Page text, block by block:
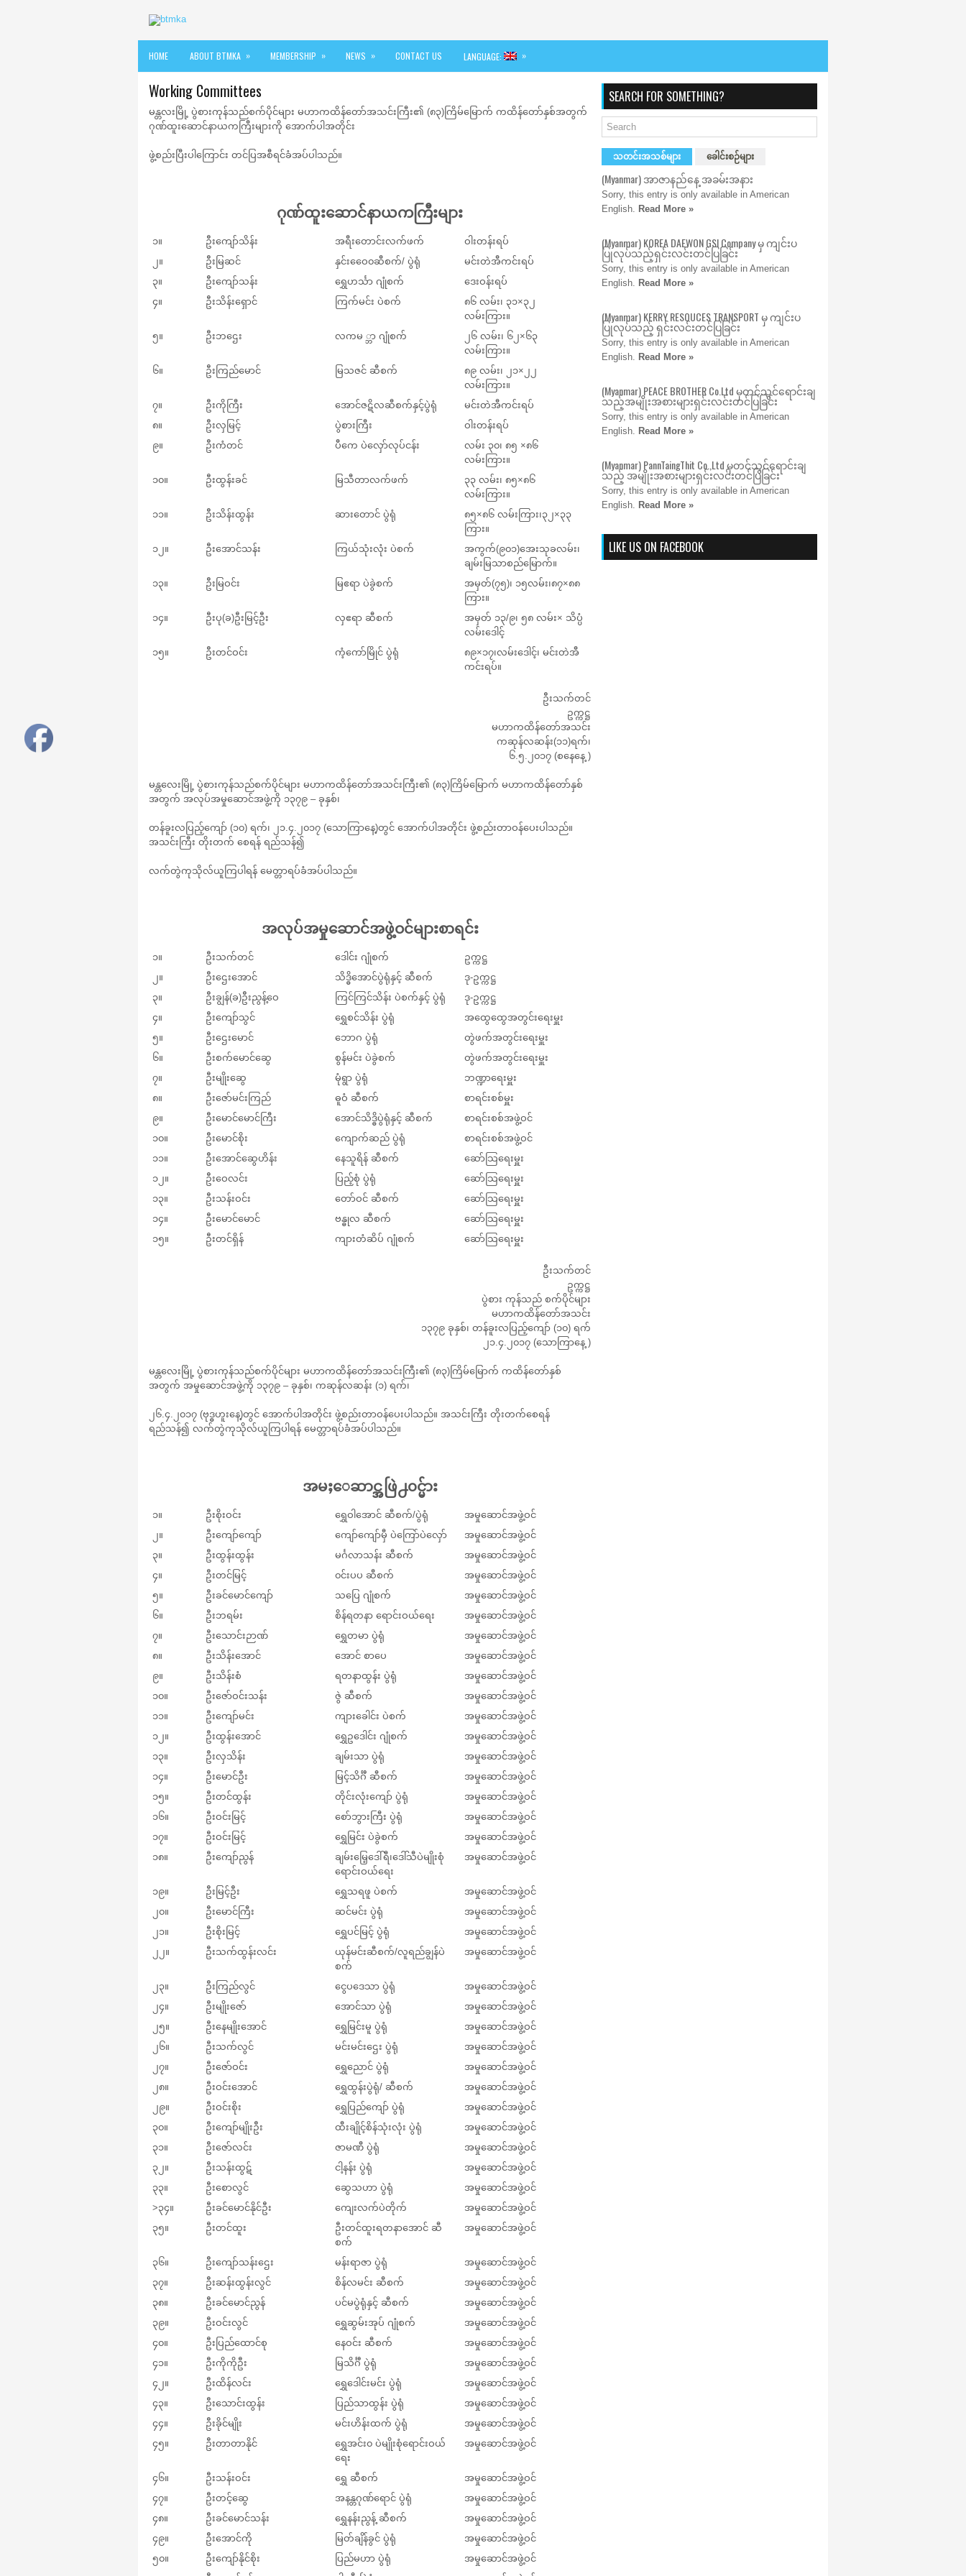
HOME ABOUT BTMKA » MEMBERSHIP » NEWS » CONTACT US LANGUAGE: »
Working Committees
မန္တလးမြို့ ပွဲစားကုန်သည်စက်ပိုင်များ မဟာကထိန်တော်အသင်းကြီး၏ (၈၃)ကြိမ်မြောက် ကထိန်တော်နှစ်အတွက်
ဂုဏ်ထူးဆောင်နာယကကြီးများကို အောက်ပါအတိုင်း
ဖွဲ့စည်းပြီးပါကြောင်း တင်ပြအစီရင်ခံအပ်ပါသည်။
ဂုဏ်ထူးဆောင်နာယကကြီးများ
၁။ ဦးကျော်သိန်း အရီးတောင်းလက်ဖက်
ဝါးတန်းရပ်
၂။
ဦးမြဆင် နှင်းဝေေ၀ဆီစက်/ ပွဲရုံ
မင်းတဲအီကင်းရပ်
၃။
ဦးကျော်သန်း ရွှေဟင်္သာ ဂျုံစက်
ဒေးဝန်းရပ်
၄။
ဦးသိန်းရှောင် ကြက်မင်း ပဲစက်
၈၆ လမ်း၊ ၃၁×၃၂
လမ်းကြား။
၅။
ဦးဘဌေး လကမ ္ဘာ ဂျုံစက်
၂၆ လမ်း၊ ၆၂×၆၃
လမ်းကြား။
၆။
ဦးကြည်မောင် မြသဇင် ဆီစက်
၈၉ လမ်း၊ ၂၁×၂၂
လမ်းကြား။
၇။
ဦးကိုကြီး အောင်ဇဋိလဆီစက်နှင့်ပွဲရုံ
မင်းတဲအီကင်းရပ်
၈။
ဦးလှမြင့် ပွဲစားကြီး
ဝါးတန်းရပ်
၉။
ဦးကံတင် ပီကေ ပဲလှော်လုပ်ငန်း
လမ်း ၃၀၊ ၈၅ ×၈၆
လမ်းကြား။
၁၀။
ဦးထွန်းခင် မြသီတာလက်ဖက်
၃၃ လမ်း၊ ၈၅×၈၆
လမ်းကြား။
၁၁။
ဦးသိန်းထွန်း ဆားတောင် ပွဲရုံ
၈၅×၈၆ လမ်းကြား၊၃၂×၃၃
ကြား။
၁၂။
ဦးအောင်သန်း ကြယ်သုံးလုံး ပဲစက်
အကွက်(၉၀၁)အေးသုခလမ်း၊
ချမ်းမြသာစည်မြောက်။
၁၃။
ဦးမြဝင်း မြဧရာ ပဲခွဲစက်
အမှတ်(၇၅)၊ ၁၅လမ်း၊၈၇×၈၈
ကြား။
၁၄။
ဦးပု(ခ)ဦးမြင့်ဦး လှဧရာ ဆီစက်
အမှတ် ၁၃/၉၊ ၅၈ လမ်း× သိပ္ပံ
လမ်းဒေါင့်
၁၅။
ဦးတင်ဝင်း ကံ့ကော်မြိုင် ပွဲရုံ
၈၉×၁၇၊လမ်းဒေါင့်၊ မင်းတဲအီ
ကင်းရပ်။
ဦးသက်တင်
ဥက္ကဋ္ဌ
မဟာကထိန်တော်အသင်း
ကဆုန်လဆန်း(၁၁)ရက်၊
၆.၅.၂၀၁၇ (စနေနေ့ )
မန္တလေးမြို့ ပွဲစားကုန်သည်စက်ပိုင်များ မဟာကထိန်တော်အသင်းကြီး၏ (၈၃)ကြိမ်မြောက် မဟာကထိန်တော်နှစ်
အတွက် အလုပ်အမှုဆောင်အဖွဲ့ကို ၁၃၇၉ – ခုနှစ်၊
တန်ခူးလပြည့်ကျော် (၁၀) ရက်၊ ၂၁.၄.၂၀၁၇ (သောကြာနေ့)တွင် အောက်ပါအတိုင်း ဖွဲ့စည်းတာဝန်ပေးပါသည်။
အသင်းကြီး တိုးတက် စေရန် ရည်သန်၍
လက်တွဲကုသိုလ်ယူကြပါရန် မေတ္တာရပ်ခံအပ်ပါသည်။
အလုပ်အမှုဆောင်အဖွဲ့ဝင်များစာရင်း
၁။ ဦးသက်တင် ဒေါင်း ဂျုံစက်
ဥက္ကဋ္ဌ
၂။
ဦးဌေးအောင် သိဒ္ဓိအောင်ပွဲရုံနှင့် ဆီစက်
ဒု-ဥက္ကဋ္ဌ
၃။
ဦးချွန်(ခ)ဦးညွန့်ဝေ ကြင်ကြင်သိန်း ပဲစက်နှင့် ပွဲရုံ
ဒု-ဥက္ကဋ္ဌ
၄။
ဦးကျော်သွင် ရွှေစင်သိန်း ပွဲရုံ
အထွေထွေအတွင်းရေးမှူး
၅။
ဦးဌေးမောင် ဘောဂ ပွဲရုံ
တွဲဖက်အတွင်းရေးမှူး
၆။
ဦးစက်မောင်ဆွေ စွန်မင်း ပဲခွဲစက်
တွဲဖက်အတွင်းရေးမှူး
၇။
ဦးမျိုးဆွေ မုံရွာ ပွဲရုံ
ဘဏ္ဍာရေးမှူး
၈။
ဦးဇော်မင်းကြည် ဓူဝံ ဆီစက်
စာရင်းစစ်မှူး
၉။
ဦးမောင်မောင်ကြီး အောင်သိဒ္ဓိပွဲရုံနှင့် ဆီစက်
စာရင်းစစ်အဖွဲ့ဝင်
၁၀။
ဦးမောင်စိုး ကျောက်ဆည် ပွဲရုံ
စာရင်းစစ်အဖွဲ့ဝင်
၁၁။
ဦးအောင်ဆွေဟိန်း နေသူရိန် ဆီစက်
ဆော်သြရေးမှူး
၁၂။
ဦးဝေလင်း ပြည့်စုံ ပွဲရုံ
ဆော်သြရေးမှူး
၁၃။
ဦးသန်းဝင်း တော်ဝင် ဆီစက်
ဆော်သြရေးမှူး
၁၄။
ဦးမောင်မောင် ဗန္ဓုလ ဆီစက်
ဆော်သြရေးမှူး
၁၅။
ဦးတင်ရှိန် ကျားတံဆိပ် ဂျုံစက် ဆော်သြရေးမှူး
ဦးသက်တင်
ဥက္ကဋ္ဌ
ပွဲစား ကုန်သည် စက်ပိုင်များ
မဟာကထိန်တော်အသင်း
၁၃၇၉ ခုနှစ်၊ တန်ခူးလပြည့်ကျော် (၁၀) ရက်
၂၁.၄.၂၀၁၇ (သောကြာနေ့ )
မန္တလေးမြို့ ပွဲစားကုန်သည်စက်ပိုင်များ မဟာကထိန်တော်အသင်းကြီး၏ (၈၃)ကြိမ်မြောက် ကထိန်တော်နှစ်
အတွက် အမှုဆောင်အဖွဲ့ကို ၁၃၇၉ – ခုနှစ်၊ ကဆုန်လဆန်း (၁) ရက်၊
၂၆.၄.၂၀၁၇ (ဗုဒ္ဓဟူးနေ့)တွင် အောက်ပါအတိုင်း ဖွဲ့စည်းတာဝန်ပေးပါသည်။ အသင်းကြီး တိုးတက်စေရန်
ရည်သန်၍ လက်တွဲကုသိုလ်ယူကြပါရန် မေတ္တာရပ်ခံအပ်ပါသည်။
အမႈေဆာင္အဖြဲ႕၀င္မ်ား
၁။ ဦးစိုးဝင်း ရွှေဝါအောင် ဆီစက်/ပွဲရုံ
အမှုဆောင်အဖွဲ့ဝင်
၂။
ဦးကျော်ကျော် ကျော်ကျော်မှီ ပဲကြော်ပဲလှော်
အမှုဆောင်အဖွဲ့ဝင်
၃။
ဦးထွန်းထွန်း မင်္ဂလာသန်း ဆီစက်
အမှုဆောင်အဖွဲ့ဝင်
၄။
ဦးတင်မြင့် ၀င်းပပ ဆီစက်
အမှုဆောင်အဖွဲ့ဝင်
၅။
ဦးခင်မောင်ကျော် သပြေ ဂျုံစက်
အမှုဆောင်အဖွဲ့ဝင်
၆။
ဦးဘရမ်း စိန်ရတနာ ရောင်းဝယ်ရေး
အမှုဆောင်အဖွဲ့ဝင်
၇။
ဦးသောင်းဉာဏ် ရွှေတမာ ပွဲရုံ
အမှုဆောင်အဖွဲ့ဝင်
၈။
ဦးသိန်းအောင် အောင် စာပေ
အမှုဆောင်အဖွဲ့ဝင်
၉။
ဦးသိန်းစံ ရတနာထွန်း ပွဲရုံ
အမှုဆောင်အဖွဲ့ဝင်
၁၀။
ဦးဇော်ဝင်းသန်း ဇွဲ ဆီစက်
အမှုဆောင်အဖွဲ့ဝင်
၁၁။
ဦးကျော်မင်း ကျားခေါင်း ပဲစက်
အမှုဆောင်အဖွဲ့ဝင်
၁၂။
ဦးထွန်းအောင် ရွှေဥဒေါင်း ဂျုံစက်
အမှုဆောင်အဖွဲ့ဝင်
၁၃။
ဦးလှသိန်း ချမ်းသာ ပွဲရုံ
အမှုဆောင်အဖွဲ့ဝင်
၁၄။
ဦးမောင်ဦး မြင့်သိင်္ဂီ ဆီစက်
အမှုဆောင်အဖွဲ့ဝင်
၁၅။
ဦးတင်ထွန်း တိုင်းလုံးကျော် ပွဲရုံ
အမှုဆောင်အဖွဲ့ဝင်
၁၆။
ဦးဝင်းမြင့် စော်ဘွားကြီး ပွဲရုံ
အမှုဆောင်အဖွဲ့ဝင်
၁၇။
ဦးဝင်းမြင့် ရွှေမြင်း ပဲခွဲစက်
အမှုဆောင်အဖွဲ့ဝင်
၁၈။
ဦးကျော်ညွန်
ချမ်းမြေ့ဒေါ်ရီ၊ဒေါ်သီပဲမျိုးစုံ
ရောင်းဝယ်ရေး
အမှုဆောင်အဖွဲ့ဝင်
၁၉။ ဦးမြင့်ဦး ရွှေသရဖူ ပဲစက်
အမှုဆောင်အဖွဲ့ဝင်
၂၀။
ဦးမောင်ကြီး ဆင်မင်း ပွဲရုံ
အမှုဆောင်အဖွဲ့ဝင်
၂၁။
ဦးစိုးမြင့် ရွှေပင်မြင့် ပွဲရုံ
အမှုဆောင်အဖွဲ့ဝင်
၂၂။
ဦးသက်ထွန်းလင်း
ယုန်မင်းဆီစက်/လူရည်ချွန်ပဲ
စက်
အမှုဆောင်အဖွဲ့ဝင်
၂၃။ ဦးကြည်လွင် ငွေပဒေသာ ပွဲရုံ
အမှုဆောင်အဖွဲ့ဝင်
၂၄။
ဦးမျိုးဇော် အောင်သာ ပွဲရုံ
အမှုဆောင်အဖွဲ့ဝင်
၂၅။
ဦးနေမျိုးအောင် ရွှေမြင်းမူ ပွဲရုံ
အမှုဆောင်အဖွဲ့ဝင်
၂၆။
ဦးသက်လွင် မင်းမင်းဌေး ပွဲရုံ
အမှုဆောင်အဖွဲ့ဝင်
၂၇။
ဦးဇော်ဝင်း ရွှေညောင် ပွဲရုံ
အမှုဆောင်အဖွဲ့ဝင်
၂၈။
ဦးဝင်းအောင် ရွှေထွန်းပွဲရုံ/ ဆီစက်
အမှုဆောင်အဖွဲ့ဝင်
၂၉။
ဦးဝင်းစိုး ရွှေပြည်ကျော် ပွဲရုံ
အမှုဆောင်အဖွဲ့ဝင်
၃၀။
ဦးကျော်မျိုးဦး ထီးချိုင့်စိန်သုံးလုံး ပွဲရုံ
အမှုဆောင်အဖွဲ့ဝင်
၃၁။
ဦးဇော်လင်း ဇာမဏီ ပွဲရုံ
အမှုဆောင်အဖွဲ့ဝင်
၃၂။
ဦးသန်းထွဋ် ငါ့နန်း ပွဲရုံ
အမှုဆောင်အဖွဲ့ဝင်
၃၃။
ဦးစောလွင် ဆွေသဟာ ပွဲရုံ
အမှုဆောင်အဖွဲ့ဝင်
>၃၄။
ဦးခင်မောင်နိုင်ဦး ကျေးလက်ပဲတိုက်
အမှုဆောင်အဖွဲ့ဝင်
၃၅။
ဦးတင်ထူး
ဦးတင်ထူးရတနာအောင် ဆီ
စက်
အမှုဆောင်အဖွဲ့ဝင်
၃၆။ ဦးကျော်သန်းဌေး မန်းရာဇာ ပွဲရုံ
အမှုဆောင်အဖွဲ့ဝင်
၃၇။
ဦးဆန်းထွန်းလွင် စိန်လမင်း ဆီစက်
အမှုဆောင်အဖွဲ့ဝင်
၃၈။
ဦးခင်မောင်ညွန် ပင်မပွဲရုံနှင့် ဆီစက်
အမှုဆောင်အဖွဲ့ဝင်
၃၉။
ဦးဝင်းလွင် ရွှေဆွမ်းအုပ် ဂျုံစက်
အမှုဆောင်အဖွဲ့ဝင်
၄၀။
ဦးပြည်ထောင်စု နေဝင်း ဆီစက်
အမှုဆောင်အဖွဲ့ဝင်
၄၁။
ဦးကိုကိုဦး မြသိင်္ဂီ ပွဲရုံ
အမှုဆောင်အဖွဲ့ဝင်
၄၂။
ဦးထိန်လင်း ရွှေဒေါင်းမင်း ပွဲရုံ
အမှုဆောင်အဖွဲ့ဝင်
၄၃။
ဦးသောင်းထွန်း ပြည်သာထွန်း ပွဲရုံ
အမှုဆောင်အဖွဲ့ဝင်
၄၄။
ဦးခိုင်မျိုး မင်းဟိန်းထက် ပွဲရုံ
အမှုဆောင်အဖွဲ့ဝင်
၄၅။
ဦးတာတာနိုင်
ရွှေအင်း၀ ပဲမျိုးစုံရောင်းဝယ်
ရေး
အမှုဆောင်အဖွဲ့ဝင်
၄၆။ ဦးသန်းဝင်း ရွှေ ဆီစက်
အမှုဆောင်အဖွဲ့ဝင်
၄၇။
ဦးတင့်ဆွေ အနန္တဂုဏ်ရောင် ပွဲရုံ
အမှုဆောင်အဖွဲ့ဝင်
၄၈။
ဦးခင်မောင်သန်း ရွှေနန်းညွန့် ဆီစက်
အမှုဆောင်အဖွဲ့ဝင်
၄၉။
ဦးအောင်ကို မြတ်ချိန်ခွင် ပွဲရုံ
အမှုဆောင်အဖွဲ့ဝင်
၅၀။
ဦးကျော်နိုင်စိုး ပြည်မဟာ ပွဲရုံ
အမှုဆောင်အဖွဲ့ဝင်
SEARCH FOR SOMETHING?
သတင်းအသစ်များ ခေါင်းစဉ်များ
(Myanmar) အာဇာနည်နေ့ အခမ်းအနား
Sorry, this entry is only available in American
English. Read More »
(Myanmar) KOREA DAEWON GSI Company မှ ကျင်းပ
ပြုလုပ်သည့်ရှင်းလင်းတင်ပြခြင်း
Sorry, this entry is only available in American
English. Read More »
(Myanmar) KERRY RESOUCES TRANSPORT မှ ကျင်းပ
ပြုလုပ်သည့် ရှင်းလင်းတင်ပြခြင်း
Sorry, this entry is only available in American
English. Read More »
(Myanmar) PEACE BROTHER Co.Ltd မှတင်သွင်ရောင်းချ
သည့်အမျိုးအစားများရှင်းလင်းတင်ပြခြင်း
Sorry, this entry is only available in American
English. Read More »
(Myanmar) PannTaingThit Co.,Ltd မှတင်သွင်ရောင်းချ
သည့် အမျိုးအစားများရှင်းလင်းတင်ပြခြင်း
Sorry, this entry is only available in American
English. Read More »
LIKE US ON FACEBOOK